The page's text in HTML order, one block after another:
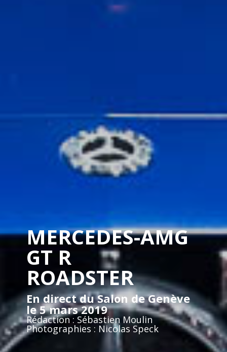
MERCEDES-AMG
GT R
ROADSTER
En direct du Salon de Genève
le 5 mars 2019
Rédaction : Sébastien Moulin
Photographies : Nicolas Speck